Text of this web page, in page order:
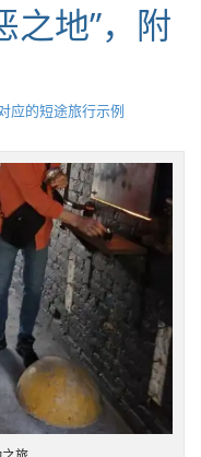
之地”，附
应的短途旅行示例